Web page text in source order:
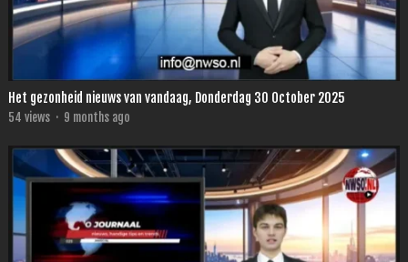
Het gezonheid nieuws van vandaag, Donderdag 30 October 2025
54 views · 9 months ago